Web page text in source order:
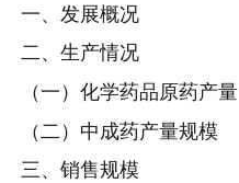
一、发展概况
二、生产情况
（一）化学药品原药产量
（二）中成药产量规模
三、销售规模